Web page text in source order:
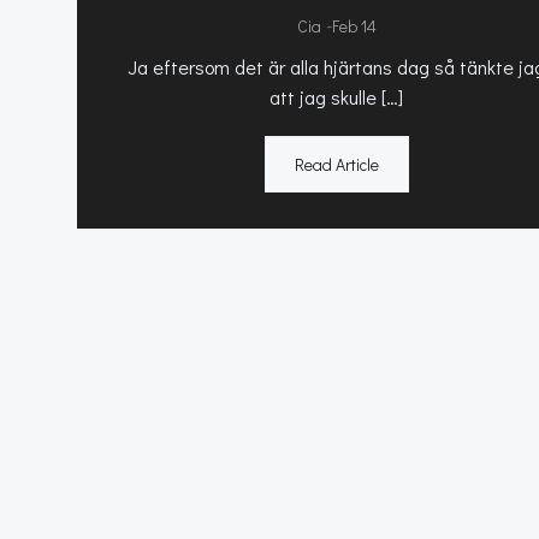
Cia -Feb 14
Ja eftersom det är alla hjärtans dag så tänkte
att jag skulle […]
Read Article